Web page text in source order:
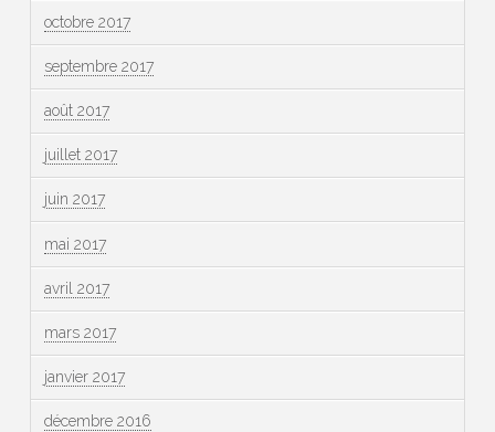
octobre 2017
septembre 2017
août 2017
juillet 2017
juin 2017
mai 2017
avril 2017
mars 2017
janvier 2017
décembre 2016